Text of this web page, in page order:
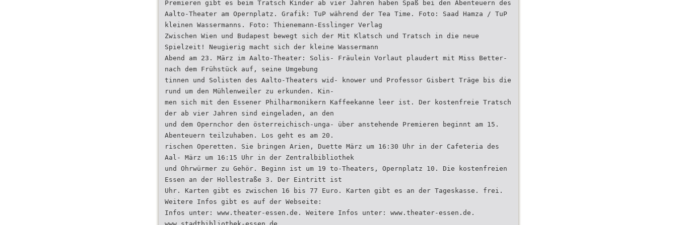
Premieren gibt es beim Tratsch Kinder ab vier Jahren haben Spaß bei den Abenteuern des
Aalto-Theater am Opernplatz. Grafik: TuP während der Tea Time. Foto: Saad Hamza / TuP
kleinen Wassermanns. Foto: Thienemann-Esslinger Verlag
Zwischen Wien und Budapest bewegt sich der Mit Klatsch und Tratsch in die neue
Spielzeit! Neugierig macht sich der kleine Wassermann
Abend am 23. März im Aalto-Theater: Solis- Fräulein Vorlaut plaudert mit Miss Better-
nach dem Frühstück auf, seine Umgebung
tinnen und Solisten des Aalto-Theaters wid- knower und Professor Gisbert Träge bis die
rund um den Mühlenweiler zu erkunden. Kin-
men sich mit den Essener Philharmonikern Kaffeekanne leer ist. Der kostenfreie Tratsch
der ab vier Jahren sind eingeladen, an den
und dem Opernchor den österreichisch-unga- über anstehende Premieren beginnt am 15.
Abenteuern teilzuhaben. Los geht es am 20.
rischen Operetten. Sie bringen Arien, Duette März um 16:30 Uhr in der Cafeteria des
Aal- März um 16:15 Uhr in der Zentralbibliothek
und Ohrwürmer zu Gehör. Beginn ist um 19 to-Theaters, Opernplatz 10. Die kostenfreien
Essen an der Hollestraße 3. Der Eintritt ist
Uhr. Karten gibt es zwischen 16 bis 77 Euro. Karten gibt es an der Tageskasse. frei.
Weitere Infos gibt es auf der Webseite:
Infos unter: www.theater-essen.de. Weitere Infos unter: www.theater-essen.de.